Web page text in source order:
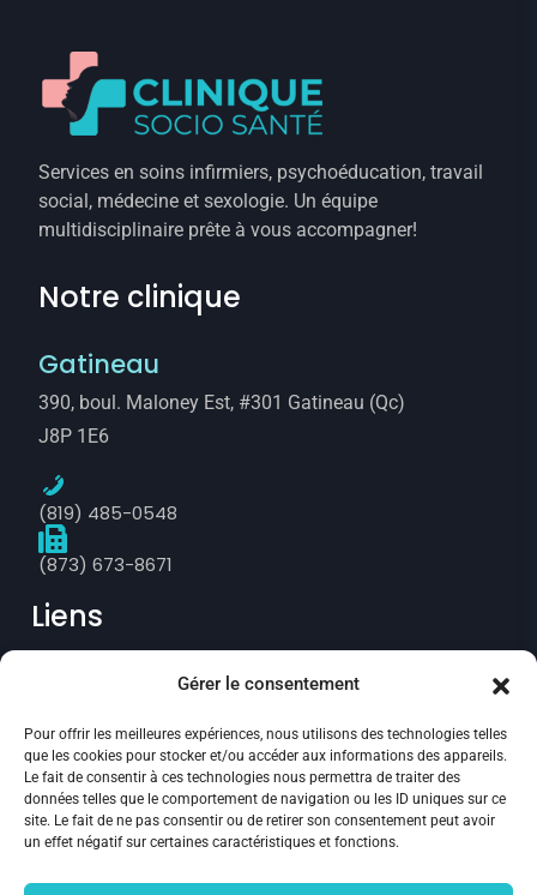
Gérer le consentement
Pour offrir les meilleures expériences, nous utilisons des technologies telles
que les cookies pour stocker et/ou accéder aux informations des appareils.
Le fait de consentir à ces technologies nous permettra de traiter des
données telles que le comportement de navigation ou les ID uniques sur ce
site. Le fait de ne pas consentir ou de retirer son consentement peut avoir
un effet négatif sur certaines caractéristiques et fonctions.
Services en soins infirmiers, psychoéducation, travail
social, médecine et sexologie. Un équipe
multidisciplinaire prête à vous accompagner!
Notre clinique
Gatineau
390, boul. Maloney Est, #301 Gatineau (Qc)
J8P 1E6
(819) 485-0548
(873) 673-8671
Liens
Politique de confidentialité
Annulation et remboursement
Politique des fichiers témoins
Suivez-nous :